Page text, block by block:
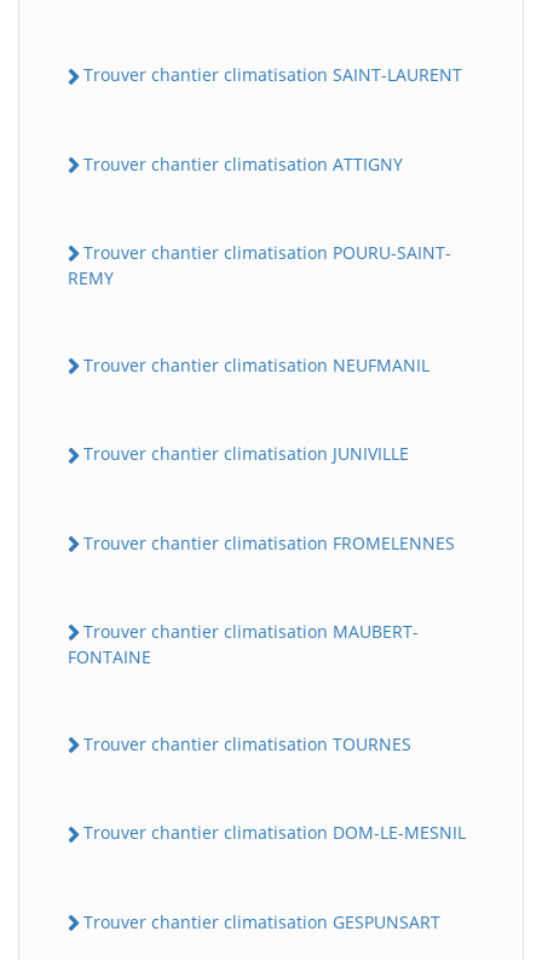
Trouver chantier climatisation SAINT-LAURENT
Trouver chantier climatisation ATTIGNY
Trouver chantier climatisation POURU-SAINT-
REMY
Trouver chantier climatisation NEUFMANIL
Trouver chantier climatisation JUNIVILLE
Trouver chantier climatisation FROMELENNES
Trouver chantier climatisation MAUBERT-
FONTAINE
Trouver chantier climatisation TOURNES
Trouver chantier climatisation DOM-LE-MESNIL
Trouver chantier climatisation GESPUNSART